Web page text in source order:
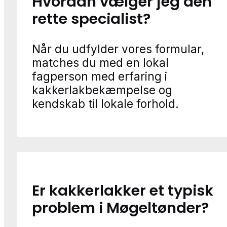
rette specialist?
Når du udfylder vores formular,
matches du med en lokal
fagperson med erfaring i
kakkerlakbekæmpelse og
kendskab til lokale forhold.
Er kakkerlakker et typisk
problem i Møgeltønder?